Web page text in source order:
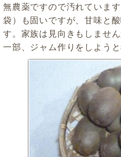
無農薬ですので汚れていま
袋）も固いですが、甘味と
す。家族は見向きもしません
一部、ジャム作りをしようと